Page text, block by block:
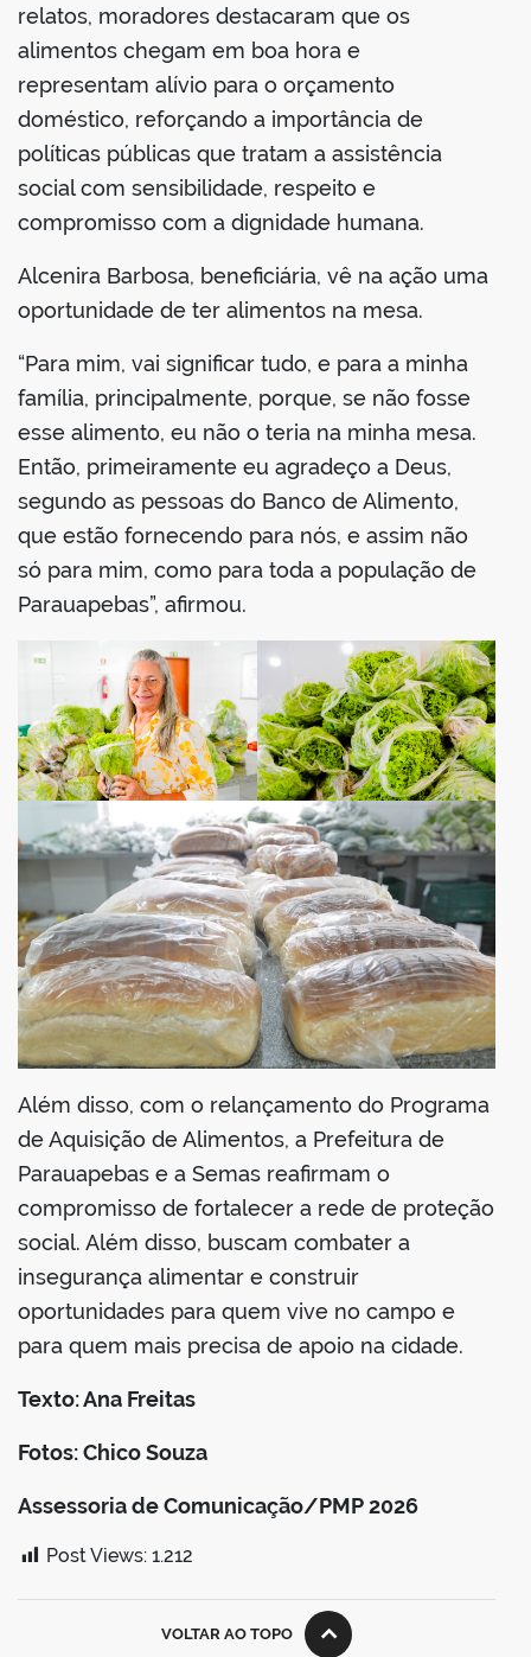
relatos, moradores destacaram que os
alimentos chegam em boa hora e
representam alívio para o orçamento
doméstico, reforçando a importância de
políticas públicas que tratam a assistência
social com sensibilidade, respeito e
compromisso com a dignidade humana.
Alcenira Barbosa, beneficiária, vê na ação uma
oportunidade de ter alimentos na mesa.
“Para mim, vai significar tudo, e para a minha
família, principalmente, porque, se não fosse
esse alimento, eu não o teria na minha mesa.
Então, primeiramente eu agradeço a Deus,
segundo as pessoas do Banco de Alimento,
que estão fornecendo para nós, e assim não
só para mim, como para toda a população de
Parauapebas”, afirmou.
Além disso, com o relançamento do Programa
de Aquisição de Alimentos, a Prefeitura de
Parauapebas e a Semas reafirmam o
compromisso de fortalecer a rede de proteção
social. Além disso, buscam combater a
insegurança alimentar e construir
oportunidades para quem vive no campo e
para quem mais precisa de apoio na cidade.
Texto: Ana Freitas
Fotos: Chico Souza
Assessoria de Comunicação/PMP 2026
Post Views: 1.212
VOLTAR AO TOPO